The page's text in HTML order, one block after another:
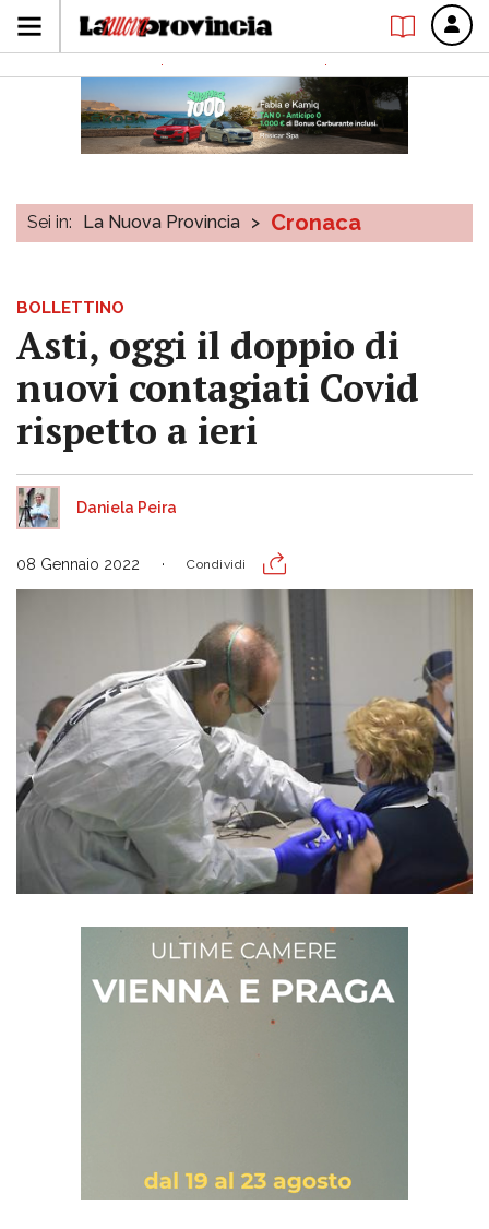
Sei in: La Nuova Provincia > Cronaca
BOLLETTINO
Asti, oggi il doppio di
nuovi contagiati Covid
rispetto a ieri
Daniela Peira
08 Gennaio 2022 Condividi